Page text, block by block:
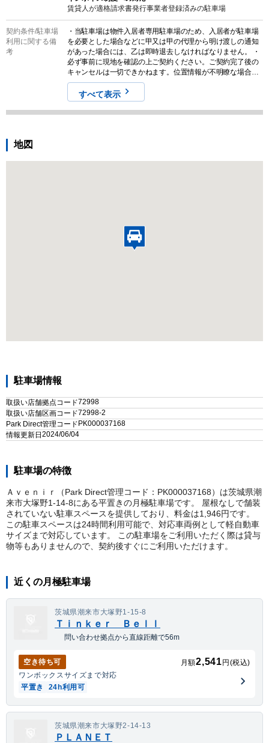
賃貸人が適格請求書発行事業者登録済みの駐車場
契約条件/駐車場
利用に関する備
考
・当駐車場は物件入居者専用駐車場のため、入居者が駐車場
を必要とした場合などに甲又は甲の代理から明け渡しの通知
があった場合には、乙は即時退去しなければなりません。 ・
必ず事前に現地を確認の上ご契約ください。ご契約完了後の
キャンセルは一切できかねます。位置情報が不明瞭な場合は
パークダイレクトへお問い合わせください。 ・審査通過後14
日以内のご利用開始をお願いしております。
すべて表示
地図
駐車場情報
取扱い店舗拠点コード72998
取扱い店舗区画コード72998-2
Park Direct管理コード PK000037168
情報更新日 2024/06/04
駐車場の特徴
Ａｖｅｎｉｒ（Park Direct管理コード：PK000037168）は茨城県潮
来市大塚野1-14-8にある平置きの月極駐車場です。 屋根なしで舗装
されていない駐車スペースを提供しており、料金は1,946円です。
この駐車スペースは24時間利用可能で、対応車両例として軽自動車
サイズまで対応しています。 この駐車場をご利用いただく際は貸与
物等もありませんので、契約後すぐにご利用いただけます。
近くの月極駐車場
茨城県潮来市大塚野1-15-8
Ｔｉｎｋｅｒ Ｂｅｌｌ
問い合わせ拠点から直線距離で56m
空き待ち可 月額2,541 円(税込)
ワンボックスサイズまで対応
平置き
24h利用可
茨城県潮来市大塚野2-14-13
ＰＬＡＮＥＴ